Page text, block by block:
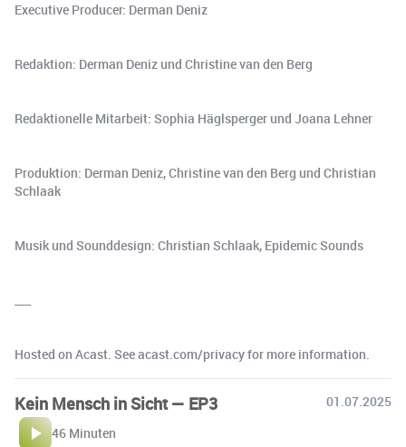
Executive Producer: Derman Deniz
Redaktion: Derman Deniz und Christine van den Berg
Redaktionelle Mitarbeit: Sophia Häglsperger und Joana Lehner
Produktion: Derman Deniz, Christine van den Berg und Christian
Schlaak
Musik und Sounddesign: Christian Schlaak, Epidemic Sounds
Hosted on Acast. See acast.com/privacy for more information.
Kein Mensch in Sicht — EP3
01.07.2025
46 Minuten